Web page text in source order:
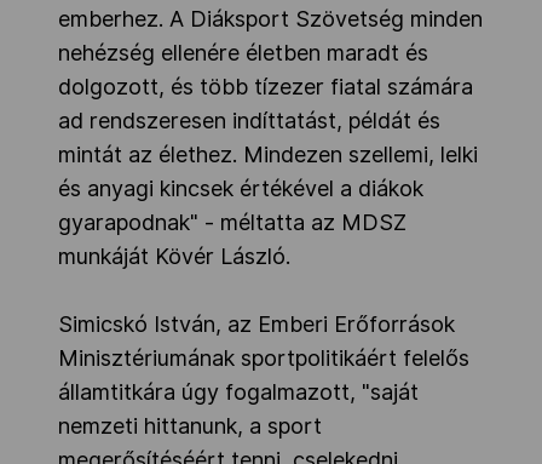
emberhez. A Diáksport Szövetség minden
nehézség ellenére életben maradt és
dolgozott, és több tízezer fiatal számára
ad rendszeresen indíttatást, példát és
mintát az élethez. Mindezen szellemi, lelki
és anyagi kincsek értékével a diákok
gyarapodnak" - méltatta az MDSZ
munkáját Kövér László.
Simicskó István, az Emberi Erőforrások
Minisztériumának sportpolitikáért felelős
államtitkára úgy fogalmazott, "saját
nemzeti hittanunk, a sport